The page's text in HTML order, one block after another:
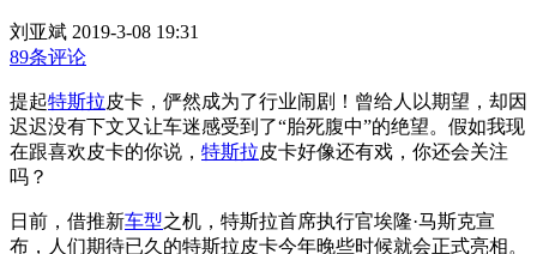
刘亚斌 2019-3-08 19:31
89条评论
提起特斯拉皮卡，俨然成为了行业闹剧！曾给人以期望，却因
迟迟没有下文又让车迷感受到了“胎死腹中”的绝望。假如我现
在跟喜欢皮卡的你说， 特斯拉皮卡好像还有戏，你还会关注
吗？
日前，借推新车型之机，特斯拉首席执行官埃隆·马斯克宣
布，人们期待已久的特斯拉皮卡今年晚些时候就会正式亮相。